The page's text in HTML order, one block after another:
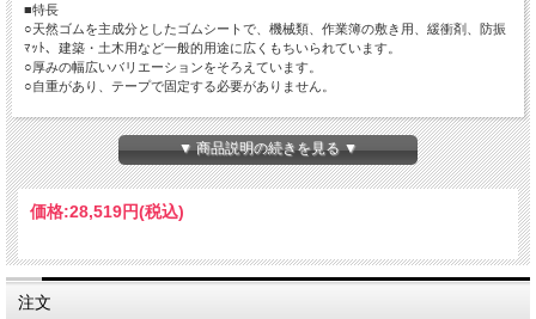
■特長
○天然ゴムを主成分としたゴムシートで、機械類、作業簿の敷き用、緩衝剤、防振
ﾏｯﾄ、建築・土木用など一般的用途に広くもちいられています。
○厚みの幅広いバリエーションをそろえています。
○自重があり、テープで固定する必要がありません。
■材質
○天然ゴム
工事現場歩行用に、またイベント会場などに！
▼ 商品説明の続きを見る ▼
価格:28,519円(税込)
注文